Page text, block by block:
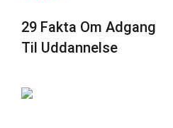
29 Fakta Om Adgang
Til Uddannelse